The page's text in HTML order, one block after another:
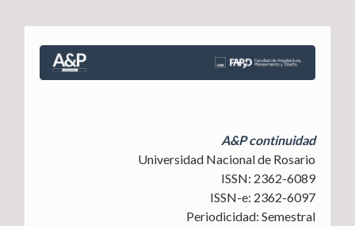
A&P continuidad
Universidad Nacional de Rosario
ISSN: 2362-6089
ISSN-e: 2362-6097
Periodicidad: Semestral